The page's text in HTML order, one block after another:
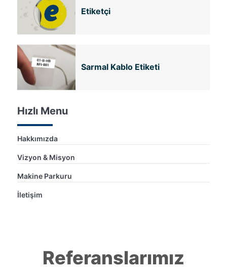
Etiketçi
Sarmal Kablo Etiketi
Hızlı Menu
Hakkımızda
Vizyon & Misyon
Makine Parkuru
İletişim
Referanslarımız